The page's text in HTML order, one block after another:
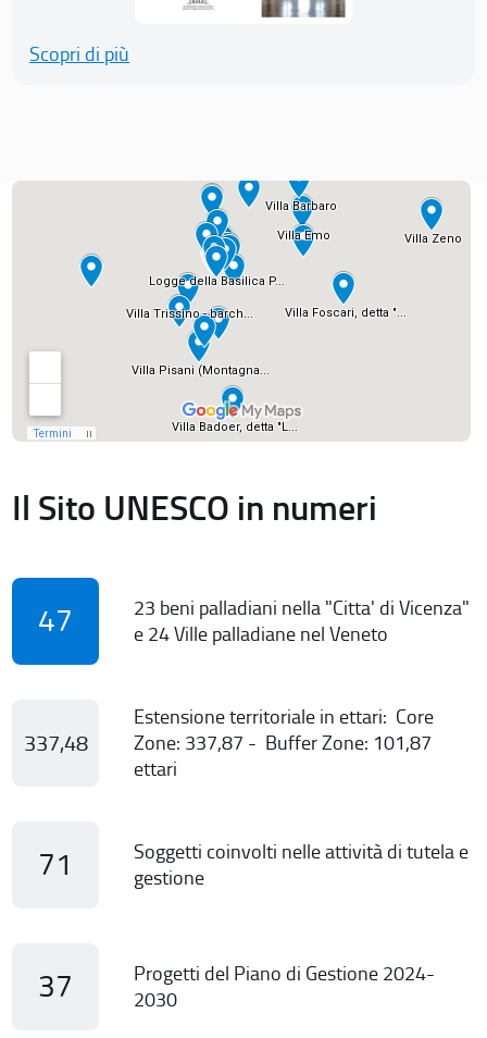
Scopri di più
Il Sito UNESCO in numeri
47
23 beni palladiani nella "Citta' di Vicenza"
e 24 Ville palladiane nel Veneto
337,48
Estensione territoriale in ettari: Core
Zone: 337,87 - Buffer Zone: 101,87
ettari
71
Soggetti coinvolti nelle attività di tutela e
gestione
37
Progetti del Piano di Gestione 2024-
2030